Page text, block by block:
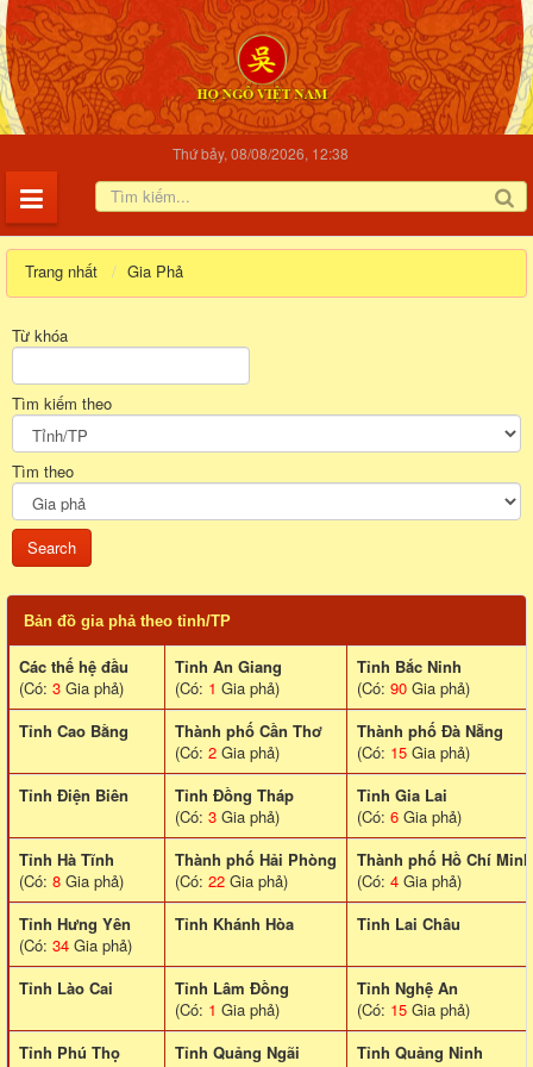
Thứ bảy, 08/08/2026, 12:38
Trang nhất Gia Phả
Từ khóa
Tìm kiếm theo
Tìm theo
Bản đồ gia phả theo tỉnh/TP
Các thế hệ đầu
(Có: 3 Gia phả)
Tỉnh An Giang
(Có: 1 Gia phả)
Tỉnh Bắc Ninh
(Có: 90 Gia phả)
Tỉnh Cao Bằng
Thành phố Cần Thơ
(Có: 2 Gia phả)
Thành phố Đà Nẵng
(Có: 15 Gia phả)
Tỉnh Điện Biên
Tỉnh Đồng Tháp
(Có: 3 Gia phả)
Tỉnh Gia Lai
(Có: 6 Gia phả)
Tỉnh Hà Tĩnh
(Có: 8 Gia phả)
Thành phố Hải Phòng
(Có: 22 Gia phả)
Thành phố Hồ Chí Minh
(Có: 4 Gia phả)
Tỉnh Hưng Yên
(Có: 34 Gia phả)
Tỉnh Khánh Hòa Tinh Lai Châu
Tỉnh Lào Cai
Tỉnh Lâm Đồng
(Có: 1 Gia phả)
Tỉnh Nghệ An
(Có: 15 Gia phả)
Tỉnh Phú Thọ
Tỉnh Quảng Ngãi
Tỉnh Quảng Ninh